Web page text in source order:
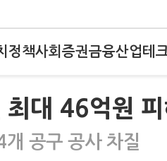
정책사회 증권금융산업테
최대 46억원
공구 공사 차질